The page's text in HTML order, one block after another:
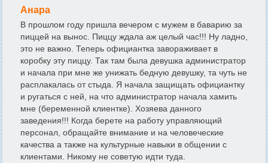
Анара
В прошлом году пришла вечером с мужем в баварию за
пиццей на вынос. Пиццу ждала аж целый час!!! Ну ладно,
это не важно. Теперь официантка завораживает в
коробку эту пиццу. Так там была девушка администратор
и начала при мне же унижать бедную девушку, та чуть не
расплакалась от стыда. Я начала защищать официантку
и ругаться с ней, на что администратор начала хамить
мне (беременной клиентке). Хозяева данного
заведения!!! Когда берете на работу управляющий
персонал, обращайте внимание и на человеческие
качества а также на культурные навыки в общении с
клиентами. Никому не советую идти туда.